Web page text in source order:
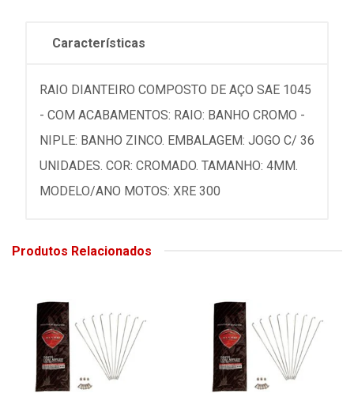
Características
RAIO DIANTEIRO COMPOSTO DE AÇO SAE 1045
- COM ACABAMENTOS: RAIO: BANHO CROMO -
NIPLE: BANHO ZINCO. EMBALAGEM: JOGO C/ 36
UNIDADES. COR: CROMADO. TAMANHO: 4MM.
MODELO/ANO MOTOS: XRE 300
Produtos Relacionados